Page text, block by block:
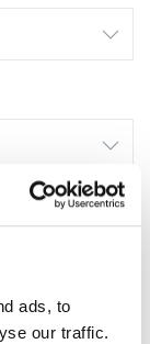
ads, to
our traffic.